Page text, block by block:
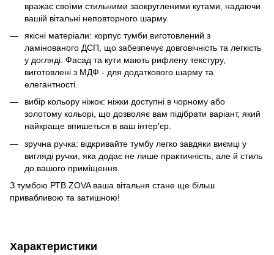
вражає своїми стильними заокругленими кутами, надаючи
вашій вітальні неповторного шарму.
якісні матеріали: корпус тумби виготовлений з
ламінованого ДСП, що забезпечує довговічність та легкість
у догляді. Фасад та кути мають рифлену текстуру,
виготовлені з МДФ - для додаткового шарму та
елегантності.
вибір кольору ніжок: ніжки доступні в чорному або
золотому кольорі, що дозволяє вам підібрати варіант, який
найкраще впишеться в ваш інтер'єр.
зручна ручка: відкривайте тумбу легко завдяки виємці у
вигляді ручки, яка додає не лише практичність, але й стиль
до вашого приміщення.
З тумбою РТВ ZOVA ваша вітальня стане ще більш
привабливою та затишною!
Характеристики